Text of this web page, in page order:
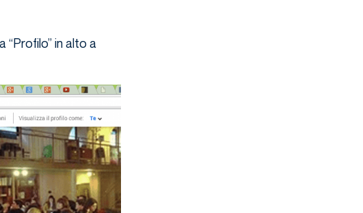
“Profilo” in alto a